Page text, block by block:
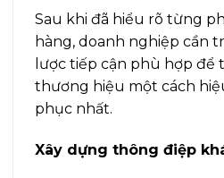
Sau khi đã hiểu rõ từng
hàng, doanh nghiệp cần
lược tiếp cận phù hợp để
thương hiệu một cách
phục nhất.
Xây dựng thông điệp